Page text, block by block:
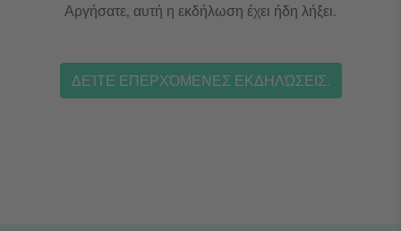
Αργήσατε, αυτή η εκδήλωση έχει ήδη λήξει.
ΔΕΊΤΕ ΕΠΕΡΧΌΜΕΝΕΣ ΕΚΔΗΛΏΣΕΙΣ.